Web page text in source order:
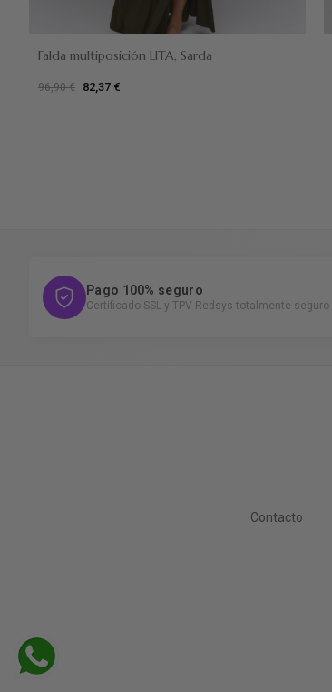
Verde oliva
Falda multiposición LITA, Sarda
96,90 € 82,37 €
Pago 100% seguro
Certificado SSL y TPV Redsys totalmente seguro
Contacto